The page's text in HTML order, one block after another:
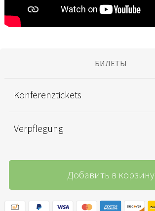
БИЛЕТЫ
Konferenztickets
Verpflegung
Добавить в корзину